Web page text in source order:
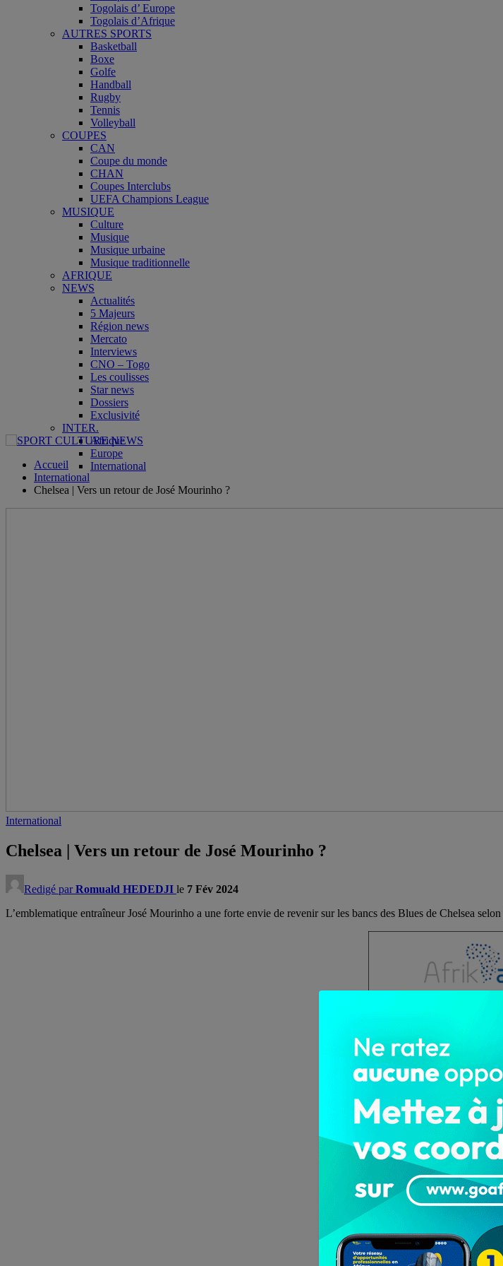
Togolais d’ Europe
Togolais d’Afrique
AUTRES SPORTS
Basketball
Boxe
Golfe
Handball
Rugby
Tennis
Volleyball
COUPES
CAN
Coupe du monde
CHAN
Coupes Interclubs
UEFA Champions League
MUSIQUE
Culture
Musique
Musique urbaine
Musique traditionnelle
AFRIQUE
NEWS
Actualités
5 Majeurs
Région news
Mercato
Interviews
CNO – Togo
Les coulisses
Star news
Dossiers
Exclusivité
INTER.
Afrique
Europe
International
Accueil
International
Chelsea | Vers un retour de José Mourinho ?
International
Chelsea | Vers un retour de José Mourinho ?
Redigé par Romuald HEDEDJI le 7 Fév 2024
L’emblematique entraîneur José Mourinho a une forte envie de revenir sur les bancs des Blues de Chelsea